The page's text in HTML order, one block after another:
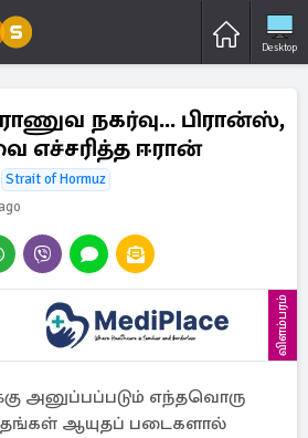
Desktop
நகர்வு... பிரான்ஸ்,
எச்சரித்த ஈரான்
Strait of Hormuz
விளம்பரம்
அனுப்பப்படும் எந்தவொரு
ஆயுதப் படைகளால்